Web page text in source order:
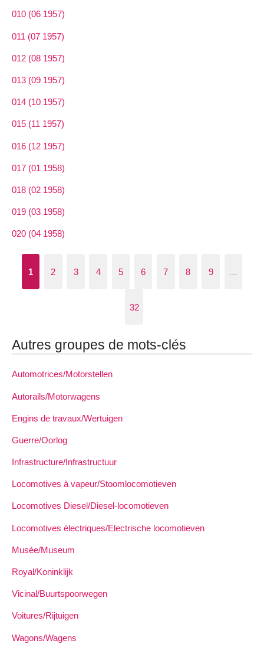
010 (06 1957)
011 (07 1957)
012 (08 1957)
013 (09 1957)
014 (10 1957)
015 (11 1957)
016 (12 1957)
017 (01 1958)
018 (02 1958)
019 (03 1958)
020 (04 1958)
1 2 3 4 5 6 7 8 9 …
32
Autres groupes de mots-clés
Automotrices/Motorstellen
Autorails/Motorwagens
Engins de travaux/Wertuigen
Guerre/Oorlog
Infrastructure/Infrastructuur
Locomotives à vapeur/Stoomlocomotieven
Locomotives Diesel/Diesel-locomotieven
Locomotives électriques/Electrische locomotieven
Musée/Museum
Royal/Koninklijk
Vicinal/Buurtspoorwegen
Voitures/Rijtuigen
Wagons/Wagens